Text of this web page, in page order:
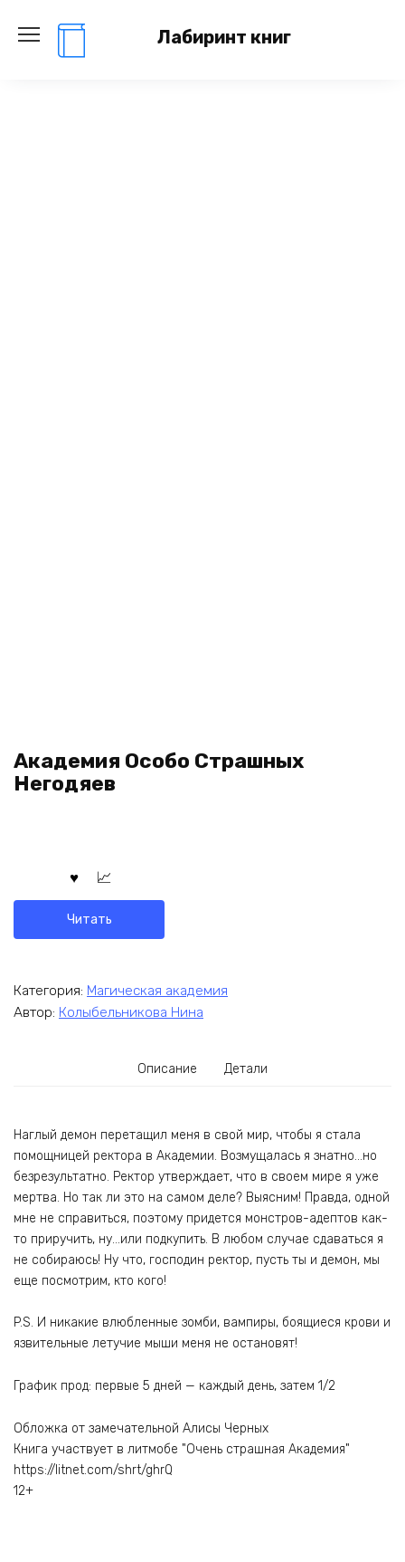
содержанию
Лабиринт книг
Академия Особо Страшных
Негодяев
Читать
Категория: Магическая академия
Автор: Колыбельникова Нина
Описание Детали
Наглый демон перетащил меня в свой мир, чтобы я стала
помощницей ректора в Академии. Возмущалась я знатно…но
безрезультатно. Ректор утверждает, что в своем мире я уже
мертва. Но так ли это на самом деле? Выясним! Правда, одной
мне не справиться, поэтому придется монстров-адептов как-
то приручить, ну…или подкупить. В любом случае сдаваться я
не собираюсь! Ну что, господин ректор, пусть ты и демон, мы
еще посмотрим, кто кого!
P.S. И никакие влюбленные зомби, вампиры, боящиеся крови и
язвительные летучие мыши меня не остановят!
График прод: первые 5 дней — каждый день, затем 1/2
Обложка от замечательной Алисы Черных
Книга участвует в литмобе "Очень страшная Академия"
https://litnet.com/shrt/ghrQ
12+